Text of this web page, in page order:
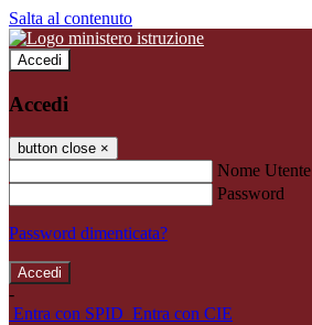
Salta al contenuto
Accedi
Accedi
button close ×
Nome Utente
Password
Password dimenticata?
-
Entra con SPID Entra con CIE